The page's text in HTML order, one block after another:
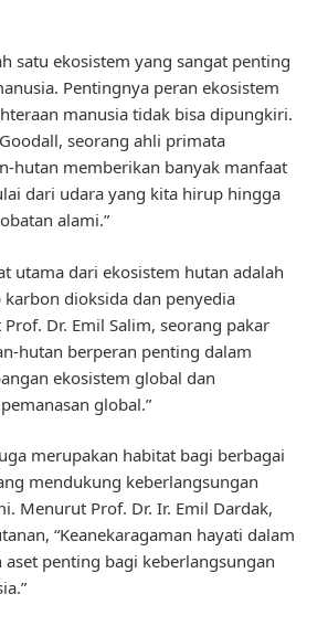
satu ekosistem yang sangat penting
Pentingnya peran ekosistem
manusia tidak bisa dipungkiri.
seorang ahli primata
hutan memberikan banyak manfaat
dari udara yang kita hirup hingga
alami.”
utama dari ekosistem hutan adalah
karbon dioksida dan penyedia
Dr. Emil Salim, seorang pakar
hutan berperan penting dalam
ekosistem global dan
global.”
merupakan habitat bagi berbagai
mendukung keberlangsungan
Menurut Prof. Dr. Ir. Emil Dardak,
“Keanekaragaman hayati dalam
penting bagi keberlangsungan